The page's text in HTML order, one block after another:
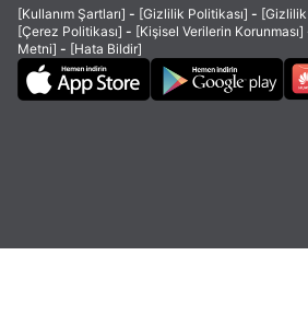
[Kullanım Şartları] - [Gizlilik Politikası] -
[Çerez Politikası] - [Kişisel Verilerin Korunması]
Metni] - [Hata Bildir]